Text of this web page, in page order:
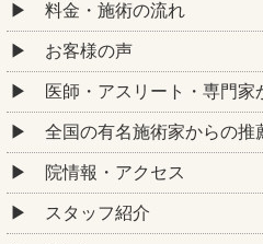
料金・施術の流れ
お客様の声
医師・アスリート・専門家
全国の有名施術家からの推
院情報・アクセス
スタッフ紹介